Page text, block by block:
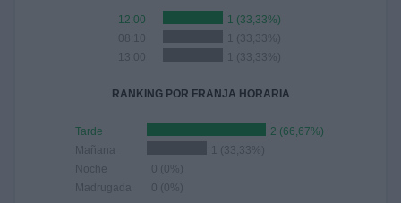
12:00
1 (33,33%)
08:10
1 (33,33%)
13:00
1 (33,33%)
RANKING POR FRANJA HORARIA
Tarde
2 (66,67%)
Mañana
1 (33,33%)
Noche
0 (0%)
Madrugada
0 (0%)